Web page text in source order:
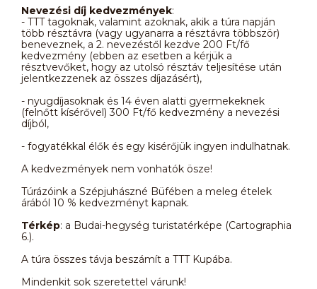
Nevezési díj kedvezmények:
- TTT tagoknak, valamint azoknak, akik a túra napján
több résztávra (vagy ugyanarra a résztávra többször)
beneveznek, a 2. nevezéstől kezdve 200 Ft/fő
kedvezmény (ebben az esetben a kérjük a
résztvevőket, hogy az utolsó résztáv teljesítése után
jelentkezzenek az összes díjazásért),
- nyugdíjasoknak és 14 éven alatti gyermekeknek
(felnőtt kísérővel) 300 Ft/fő kedvezmény a nevezési
díjból,
- fogyatékkal élők és egy kisérőjük ingyen indulhatnak.
A kedvezmények nem vonhatók ösze!
Túrázóink a Szépjuhászné Büfében a meleg ételek
árából 10 % kedvezményt kapnak.
Térkép: a Budai-hegység turistatérképe (Cartographia
6.).
A túra összes távja beszámít a TTT Kupába.
Mindenkit sok szeretettel várunk!